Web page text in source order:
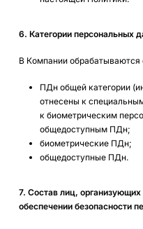
6. Категории персональных
В Компании
ПДн общей категории
отнесены к
к биометрическим
общедоступным ПДн;
биометрические ПДн;
общедоступные ПДн.
7. Состав лиц,
обеспечении безопасности